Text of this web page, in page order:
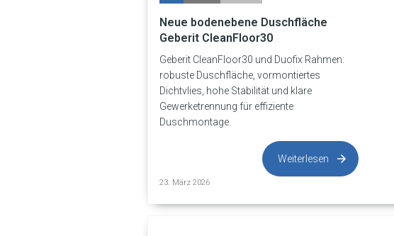
Neue bodenebene Duschfläche
Geberit CleanFloor30
Geberit CleanFloor30 und Duofix Rahmen:
robuste Duschfläche, vormontiertes
Dichtvlies, hohe Stabilität und klare
Gewerketrennung für effiziente
Duschmontage.
23. März 2026
Weiterlesen